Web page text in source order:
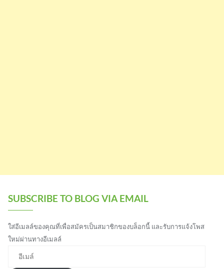
SUBSCRIBE TO BLOG VIA EMAIL
ใส่อีเมลล์ของคุณที่เพื่อสมัครเป็นสมาชิกของบล็อกนี้ และรับการแจ้งโพส
ใหม่ผ่านทางอีเมลล์
อีเมล์